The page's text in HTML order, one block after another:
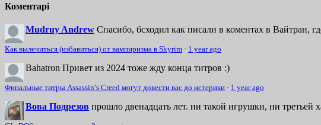
Коментарі
Mudruy Andrew Спасибо, бсходил как писали в коментах в Вайтран,
Как вылечиться (избавиться) от вампиризма в Skyrim · 1 year ago
Bahatron Привет из 2024 тоже жду конца титров :)
Финальные титры Assassin’s Creed могут довести вас до истерики · 1 year ago
Вова Подрезов прошло двенадцать лет. ни такой игрушки, ни третьей